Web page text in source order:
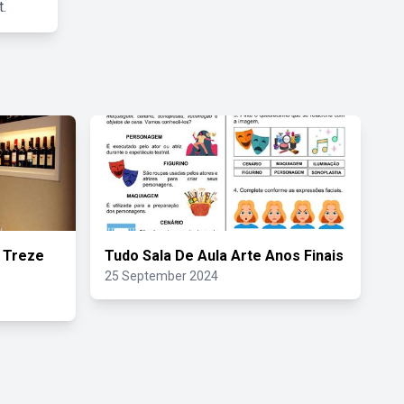
Treze
Tudo Sala De Aula Arte Anos Finais
25 September 2024